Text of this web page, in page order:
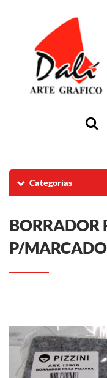
Categorías
BORRADOR
P/